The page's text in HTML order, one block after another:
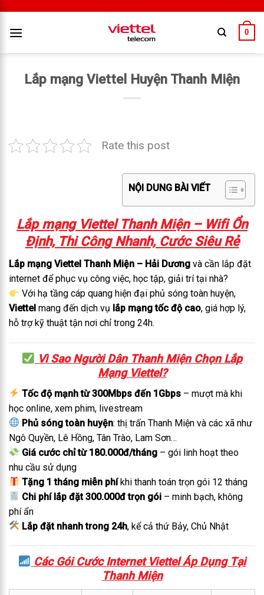
0
Lắp mạng Viettel Huyện Thanh Miện
Rate this post
NỘI DUNG BÀI VIẾT
Lắp mạng Viettel Thanh Miện – Wifi Ổn
Định, Thi Công Nhanh, Cước Siêu Rẻ
Lắp mạng Viettel Thanh Miện – Hải Dương và cần lắp đặt
internet để phục vụ công việc, học tập, giải trí tại nhà?
Với hạ tầng cáp quang hiện đại phủ sóng toàn huyện,
Viettel mang đến dịch vụ lắp mạng tốc độ cao, giá hợp lý,
hỗ trợ kỹ thuật tận nơi chỉ trong 24h.
Vì Sao Người Dân Thanh Miện Chọn Lắp
Mạng Viettel?
Tốc độ mạnh từ 300Mbps đến 1Gbps – mượt mà khi
học online, xem phim, livestream
Phủ sóng toàn huyện: thị trấn Thanh Miện và các xã như
Ngô Quyền, Lê Hồng, Tân Trào, Lam Sơn…
Giá cước chỉ từ 180.000đ/tháng – gói linh hoạt theo
nhu cầu sử dụng
Tặng 1 tháng miễn phíkhi thanh toán trọn gói 12 tháng
Chi phí lắp đặt 300.000đ trọn gói – minh bạch, không
phí ẩn
Lắp đặt nhanh trong 24h, kể cả thứ Bảy, Chủ Nhật
Các Gói Cước Internet Viettel Áp Dụng Tại
Thanh Miện